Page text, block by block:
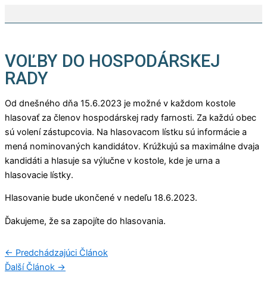
na
VOĽBY DO HOSPODÁRSKEJ
RADY
Od dnešného dňa 15.6.2023 je možné v každom kostole
hlasovať za členov hospodárskej rady farnosti. Za každú obec
sú volení zástupcovia. Na hlasovacom lístku sú informácie a
mená nominovaných kandidátov. Krúžkujú sa maximálne dvaja
kandidáti a hlasuje sa výlučne v kostole, kde je urna a
hlasovacie lístky.
Hlasovanie bude ukončené v nedeľu 18.6.2023.
Ďakujeme, že sa zapojíte do hlasovania.
← Predchádzajúci Článok
Ďalší Článok →